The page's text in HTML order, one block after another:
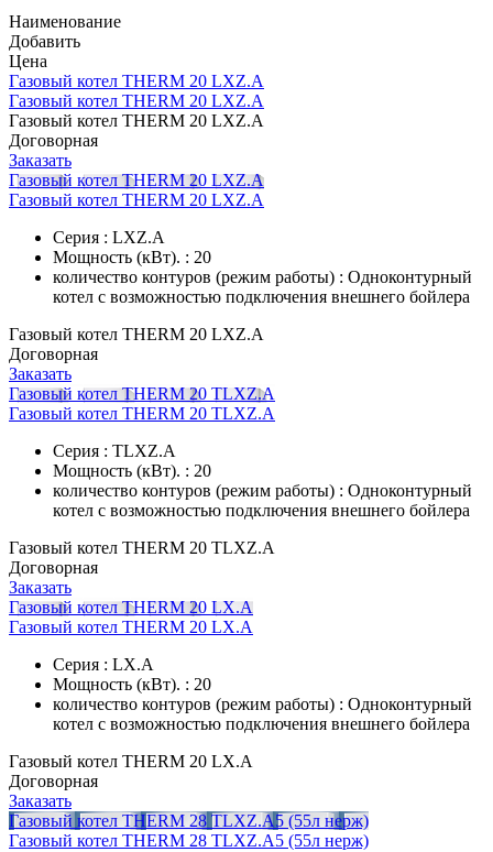
Наименование
Добавить
Цена
Газовый котел THERM 20 LXZ.A
Газовый котел THERM 20 LXZ.A
Газовый котел THERM 20 LXZ.A
Договорная
Заказать
Газовый котел THERM 20 LXZ.A
Газовый котел THERM 20 LXZ.A
Серия : LXZ.A
Мощность (кВт). : 20
количество контуров (режим работы) : Одноконтурный
котел с возможностью подключения внешнего бойлера
Газовый котел THERM 20 LXZ.A
Договорная
Заказать
Газовый котел THERM 20 TLXZ.A
Газовый котел THERM 20 TLXZ.A
Серия : TLXZ.A
Мощность (кВт). : 20
количество контуров (режим работы) : Одноконтурный
котел с возможностью подключения внешнего бойлера
Газовый котел THERM 20 TLXZ.A
Договорная
Заказать
Газовый котел THERM 20 LX.А
Газовый котел THERM 20 LX.А
Серия : LX.A
Мощность (кВт). : 20
количество контуров (режим работы) : Одноконтурный
котел с возможностью подключения внешнего бойлера
Газовый котел THERM 20 LX.А
Договорная
Заказать
Газовый котел THERM 28 TLXZ.A5 (55л нерж)
Газовый котел THERM 28 TLXZ.A5 (55л нерж)